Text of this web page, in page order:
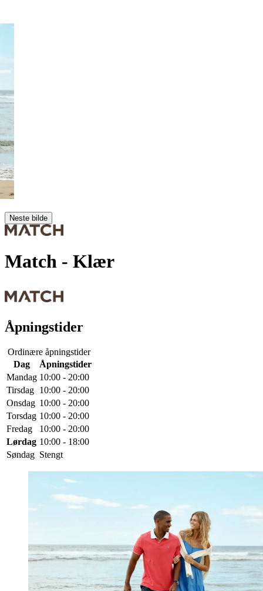
Neste bilde
Match - Klær
Åpningstider
Ordinære åpningstider
Dag
Åpningstider
Mandag 10:00 - 20:00
Tirsdag 10:00 - 20:00
Onsdag 10:00 - 20:00
Torsdag 10:00 - 20:00
Fredag
10:00 - 20:00
Lørdag 10:00 - 18:00
Søndag Stengt